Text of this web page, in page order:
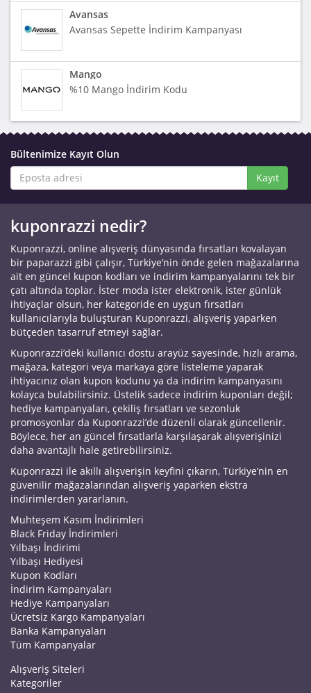
Avansas
Avansas Sepette İndirim Kampanyası
Mango
%10 Mango İndirim Kodu
Bültenimize Kayıt Olun
Kayıt
kuponrazzi nedir?
Kuponrazzi, online alışveriş dünyasında fırsatları kovalayan
bir paparazzi gibi çalışır, Türkiye’nin önde gelen mağazalarına
ait en güncel kupon kodları ve indirim kampanyalarını tek bir
çatı altında toplar. İster moda ister elektronik, ister günlük
ihtiyaçlar olsun, her kategoride en uygun fırsatları
kullanıcılarıyla buluşturan Kuponrazzi, alışveriş yaparken
bütçeden tasarruf etmeyi sağlar.
Kuponrazzi’deki kullanıcı dostu arayüz sayesinde, hızlı arama,
mağaza, kategori veya markaya göre listeleme yaparak
ihtiyacınız olan kupon kodunu ya da indirim kampanyasını
kolayca bulabilirsiniz. Üstelik sadece indirim kuponları değil;
hediye kampanyaları, çekiliş fırsatları ve sezonluk
promosyonlar da Kuponrazzi’de düzenli olarak güncellenir.
Böylece, her an güncel fırsatlarla karşılaşarak alışverişinizi
daha avantajlı hale getirebilirsiniz.
Kuponrazzi ile akıllı alışverişin keyfini çıkarın, Türkiye’nin en
güvenilir mağazalarından alışveriş yaparken ekstra
indirimlerden yararlanın.
Muhteşem Kasım İndirimleri
Black Friday İndirimleri
Yılbaşı İndirimi
Yılbaşı Hediyesi
Kupon Kodları
İndirim Kampanyaları
Hediye Kampanyaları
Ücretsiz Kargo Kampanyaları
Banka Kampanyaları
Tüm Kampanyalar
Alışveriş Siteleri
Kategoriler